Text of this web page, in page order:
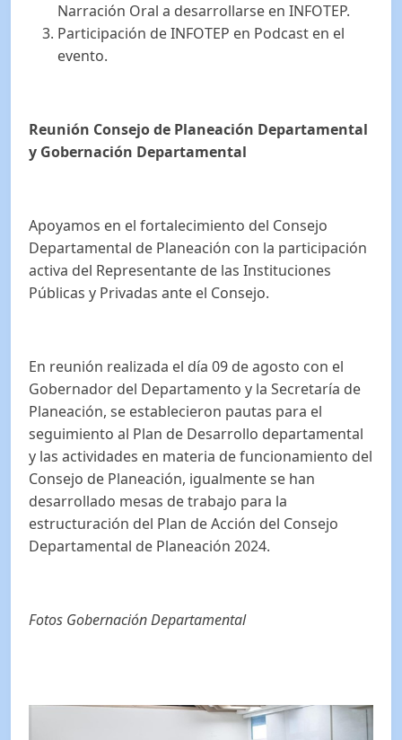
Narración Oral a desarrollarse en INFOTEP.
Participación de INFOTEP en Podcast en el
evento.
Reunión Consejo de Planeación Departamental
y Gobernación Departamental
Apoyamos en el fortalecimiento del Consejo
Departamental de Planeación con la participación
activa del Representante de las Instituciones
Públicas y Privadas ante el Consejo.
En reunión realizada el día 09 de agosto con el
Gobernador del Departamento y la Secretaría de
Planeación, se establecieron pautas para el
seguimiento al Plan de Desarrollo departamental
y las actividades en materia de funcionamiento del
Consejo de Planeación, igualmente se han
desarrollado mesas de trabajo para la
estructuración del Plan de Acción del Consejo
Departamental de Planeación 2024.
Fotos Gobernación Departamental